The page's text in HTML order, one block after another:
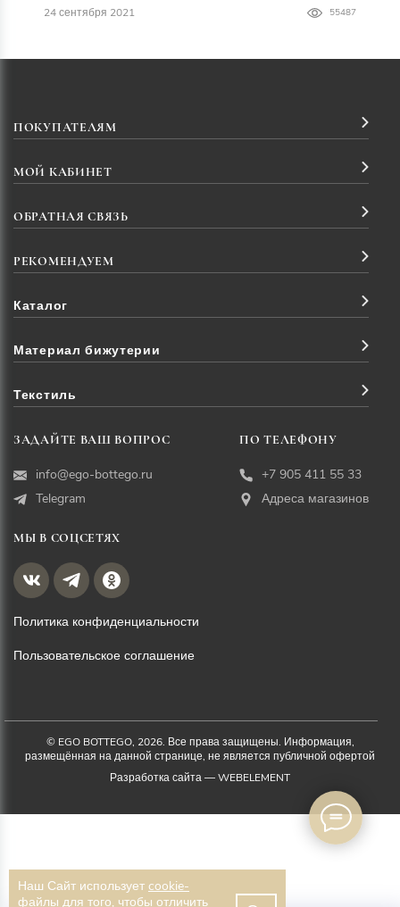
24 сентября 2021 55487
ПОКУПАТЕЛЯМ
МОЙ КАБИНЕТ
ОБРАТНАЯ СВЯЗЬ
РЕКОМЕНДУЕМ
Каталог
Материал бижутерии
Текстиль
ЗАДАЙТЕ ВАШ ВОПРОС
info@ego-bottego.ru
Telegram
ПО ТЕЛЕФОНУ
+7 905 411 55 33
Адреса магазинов
МЫ В СОЦСЕТЯХ
Политика конфиденциальности
Пользовательское соглашение
© EGO BOTTEGO, 2026. Все права защищены. Информация,
размещённая на данной странице, не является публичной офертой
Разработка сайта —WEBELEMENT
Наш Сайт использует cookie-
файлы для того, чтобы отличить